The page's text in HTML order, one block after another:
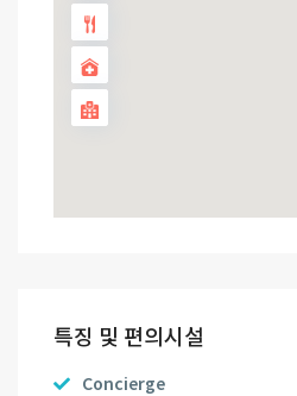
특징 및 편의시설
Concierge